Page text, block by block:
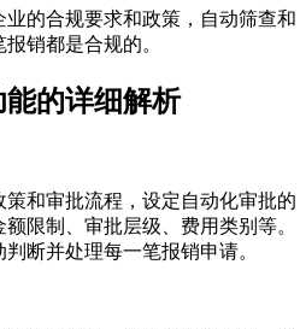
的合规要求和政策，自动筛查和
销都是合规的。
的详细解析
和审批流程，设定自动化审批的
限制、审批层级、费用类别等。
断并处理每一笔报销申请。